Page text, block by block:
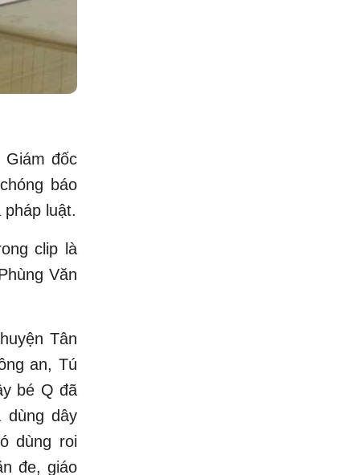
Giám đốc
báo
luật.
clip là
Văn
Tân
an, Tú
bé Q đã
dùng dây
dùng roi
đe, giáo